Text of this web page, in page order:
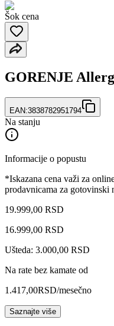
Šok cena
GORENJE
EAN:3838782951794
Na stanju
Informacije o popustu
*Iskazana cena važi za
prodavnicama za gotovinski
19.999,00 RSD
16.999,00 RSD
Ušteda: 3.000,00 RSD
Na rate bez kamate od
1.417,00RSD/mesečno
Saznajte više